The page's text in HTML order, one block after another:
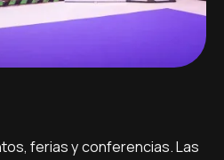
ferias y conferencias. Las